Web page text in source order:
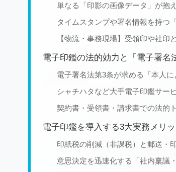
単なる「印影の画像データ」が抱
タイムスタンプや署名情報を持つ
【物流・事務現場】受領印や社
電子印鑑の法的効力と「電子署名
電子署名法第3条が求める「本人
シャチハタなど大手電子印鑑サー
契約書・受領書・請求書での法的
電子印鑑を導入する3大実務メリ
印紙税の削減（非課税）と郵送・
意思決定を迅速化する「社内稟議